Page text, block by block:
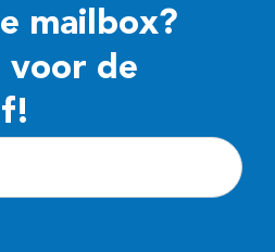
mailbox?
voor de